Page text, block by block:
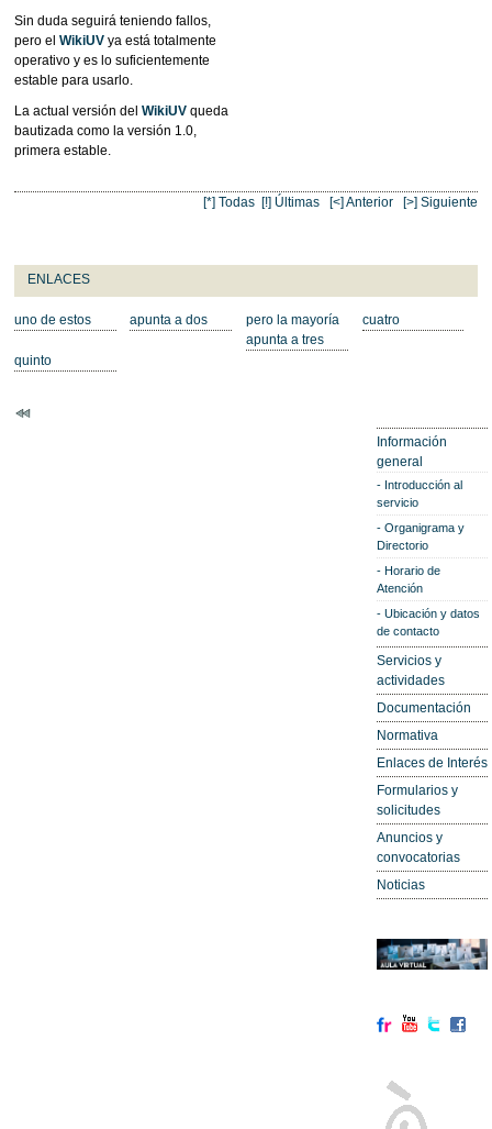
Sin duda seguirá teniendo fallos,
pero el WikiUVya está totalmente
operativo y es lo suficientemente
estable para usarlo.
La actual versión del WikiUVqueda
bautizada como la versión 1.0,
primera estable.
[*] Todas [!] Últimas [<] Anterior [>] Siguiente
ENLACES
uno de estos apunta a dos
pero la mayoría
apunta a tres
cuatro
quinto
Información
general
Introducción al
servicio
Organigrama y
Directorio
Horario de
Atención
Ubicación y datos
de contacto
Servicios y
actividades
Documentación
Normativa
Enlaces de Interés
Formularios y
solicitudes
Anuncios y
convocatorias
Noticias